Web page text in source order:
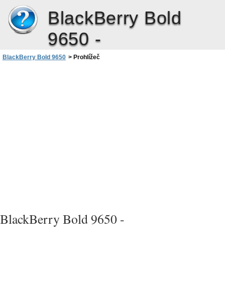
BlackBerry Bold
9650 -
BlackBerry Bold 9650 > Prohlížeč
BlackBerry Bold 9650 -